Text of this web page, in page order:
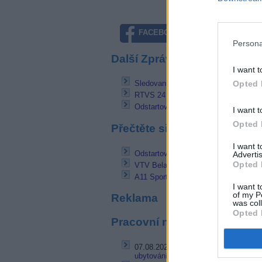
I want
Opted
I want
Opted
I want
Opted
I want
of my
was
Opted
FACEBOOK
Další Zprávičky
SledovaniTV zlepšuje doporučování
RTVS 24 od 9. května v nové podobě
Odstartovala hudební televize KMC
Přečtěte si také
Odstartovala hudební televize KMC
VTV Belarus přerušila vysílání
A11 Sport odstartuje na podzim
Reklama
Pracovní nabídky
07.08.2026 -
Bosch Powertrain
ubytování (Jihlava, okres Jihlava)